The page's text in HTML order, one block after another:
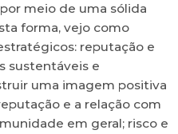
meio de uma sólida
forma, vejo como
reputação e
sustentáveis e
uma imagem positiva
e a relação com
em geral; risco e